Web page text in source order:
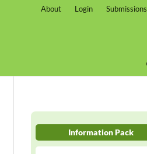
About Login Submissions
Information Pack